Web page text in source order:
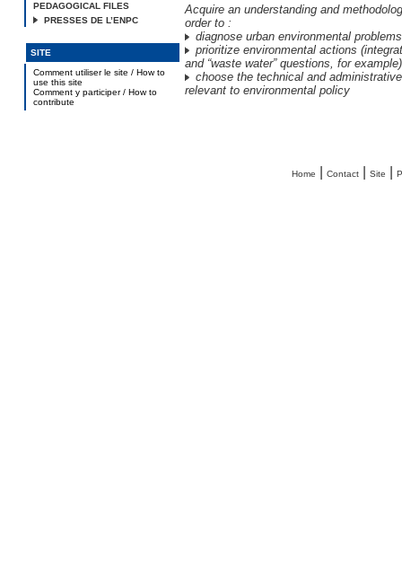
PEDAGOGICAL FILES
PRESSES DE L’ENPC
SITE
Comment utiliser le site / How to
use this site
Comment y participer / How to
contribute
Acquire an understanding and
order to :
diagnose urban environmental
prioritize environmental actions
and “waste water” questions, for example)
choose the technical and
relevant to environmental policy
Home Contact| Site